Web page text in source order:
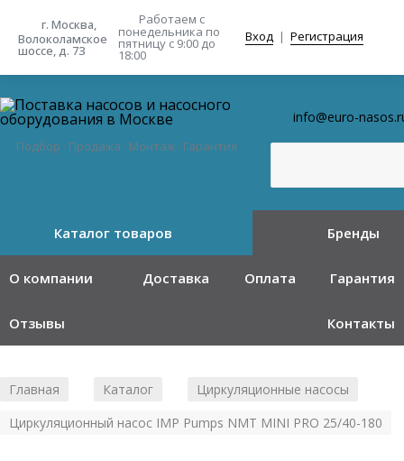
г. Москва,
Волоколамское
шоссе, д. 73
Работаем с
понедельника по
пятницу с 9:00 до
18:00
Вход | Регистрация
Подбор · Продажа · Монтаж · Гарантия
info@euro-
Каталог товаров Бренды
О компании Доставка Оплата Гарантия
Отзывы Контакты
Главная Каталог Циркуляционные насосы
Циркуляционный насос IMP Pumps NMT MINI PRO 25/40-180